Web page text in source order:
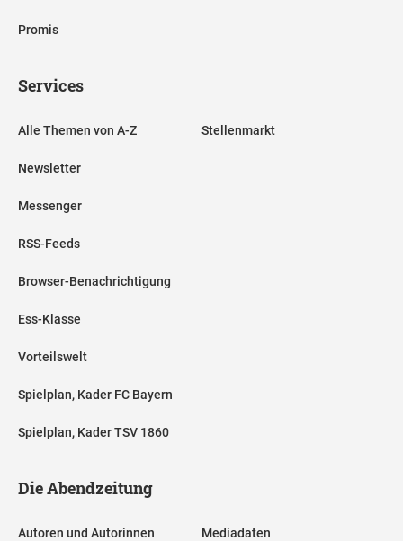
Promis
Services
Alle Themen von A-Z
Newsletter
Messenger
RSS-Feeds
Browser-Benachrichtigung
Ess-Klasse
Vorteilswelt
Spielplan, Kader FC Bayern
Spielplan, Kader TSV 1860
Stellenmarkt
Die Abendzeitung
Autoren und Autorinnen Mediadaten